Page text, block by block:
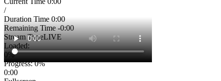
/
Duration Time 0:00
Remaining Time-0:00
Stream TypeLIVE
Loaded:
0%
Progress: 0%
0:00